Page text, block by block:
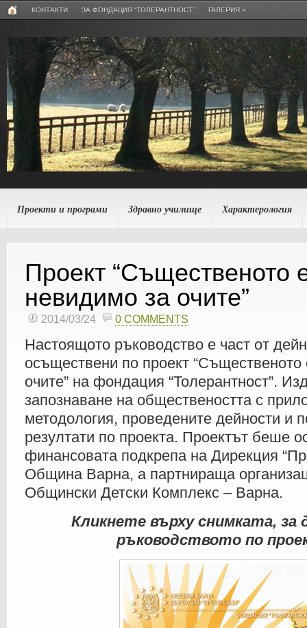
КОНТАКТИ ЗА ФОНДАЦИЯ “ТОЛЕРАНТНОСТ” ГАЛЕРИЯ »
Проекти и програми Здравно училище Характерология
Проект “Същественото
невидимо за очите”
2014/03/24 0 COMMENTS
Настоящото ръководство е част от
осъществени по проект
очите” на фондация “Толерантност”.
запознаване на обществеността с
методология, проведените дейности и
резултати по проекта. Проектът беше
финансовата подкрепа на Дирекция
Община Варна, а партнираща
Общински Детски Комплекс – Варна.
Кликнете върху снимката, за
ръководството по